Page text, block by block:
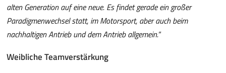
alten Generation auf eine neue. Es findet gerade ein großer
Paradigmenwechsel statt, im Motorsport, aber auch beim
nachhaltigen Antrieb und dem Antrieb allgemein.“
Weibliche Teamverstärkung